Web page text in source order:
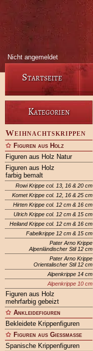
Nicht angemeldet
Startseite
Kategorien
Weihnachtskrippen
Figuren aus Holz
Figuren aus Holz Natur
Figuren aus Holz
farbig bemalt
Rowi Krippe col. 13, 16 & 20 cm
Komet Krippe col. 12, 16 & 25 cm
Hirten Krippe col. 12 cm & 16 cm
Ulrich Krippe col. 12 cm & 15 cm
Heiland Krippe col. 12 cm & 16 cm
Fabelkrippe 12 cm & 15 cm
Pater Arno Krippe
Alpenländischer Stil 12 cm
Pater Arno Krippe
Orientalischer Stil 12 cm
Alpenkrippe 14 cm
Alpenkrippe 10 cm
Figuren aus Holz
mehrfarbig gebeizt
Ankleidefiguren
Bekleidete Krippenfiguren
Figuren aus Gießmasse
Spanische Krippenfiguren